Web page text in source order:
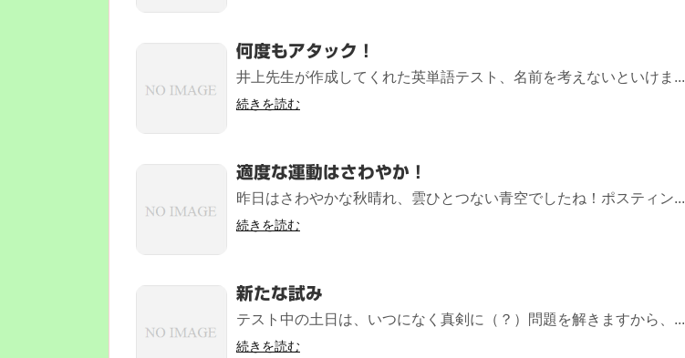
何度もアタック！
井上先生が作成してくれた英単語テスト、名前を考えないといけま...
続きを読む
適度な運動はさわやか！
昨日はさわやかな秋晴れ、雲ひとつない青空でしたね！ポスティン...
続きを読む
新たな試み
テスト中の土日は、いつになく真剣に（？）問題を解きますから、...
続きを読む